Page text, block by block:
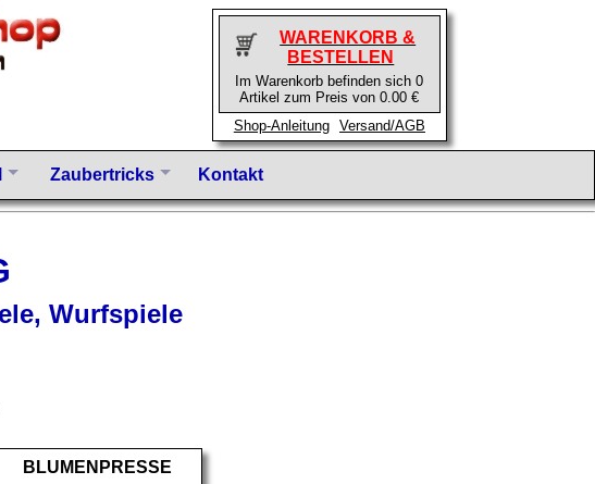
WARENKORB &
BESTELLEN
Im Warenkorb befinden sich 0
Artikel zum Preis von 0.00 €
Shop-Anleitung
Versand/AGB
Zaubertricks Kontakt
Wurfspiele
BLUMENPRESSE